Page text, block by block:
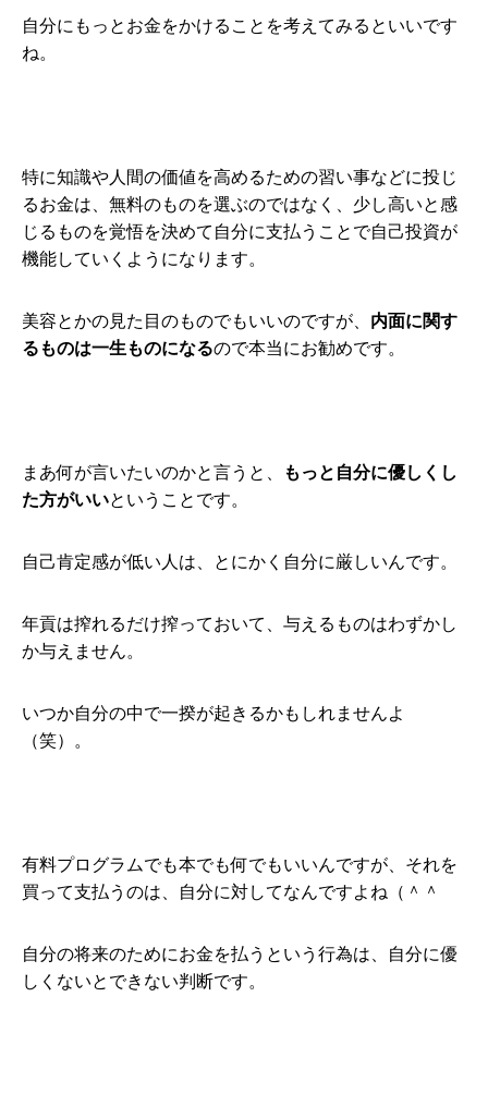
自分にもっとお金をかけることを考えてみるといいです
ね。
特に知識や人間の価値を高めるための習い事などに投じ
るお金は、無料のものを選ぶのではなく、少し高いと感
じるものを覚悟を決めて自分に支払うことで自己投資が
機能していくようになります。
美容とかの見た目のものでもいいのですが、 内面に関す
るものは一生ものになるので本当にお勧めです。
まあ何が言いたいのかと言うと、
もっと自分に優しくし
た方がいいということです。
自己肯定感が低い人は、とにかく自分に厳しいんです。
年貢は搾れるだけ搾っておいて、与えるものはわずかし
か与えません。
いつか自分の中で一揆が起きるかもしれませんよ
（笑）。
有料プログラムでも本でも何でもいいんですが、それを
買って支払うのは、自分に対してなんですよね（＾＾
自分の将来のためにお金を払うという行為は、自分に優
しくないとできない判断です。